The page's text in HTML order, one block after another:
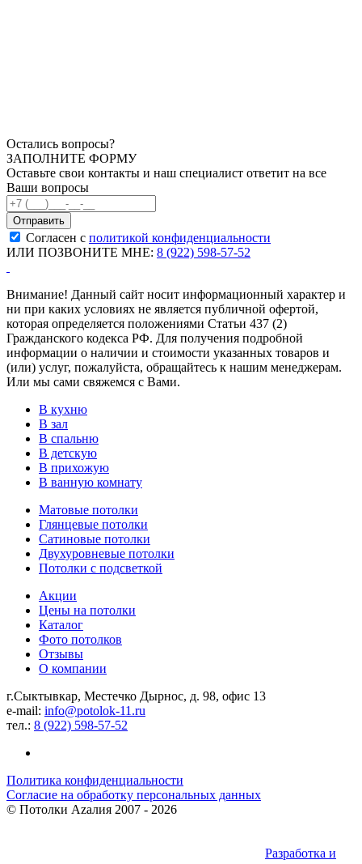
Остались вопросы?
ЗАПОЛНИТЕ ФОРМУ
Оставьте свои контакты и наш специалист ответит на все
Ваши вопросы
Согласен с политикой конфиденциальности
ИЛИ ПОЗВОНИТЕ МНЕ: 8 (922) 598-57-52
Внимание! Данный сайт носит информационный характер и
ни при каких условиях не является публичной офертой,
которая определяется положениями Статьи 437 (2)
Гражданского кодекса РФ. Для получения подробной
информации о наличии и стоимости указанных товаров и
(или) услуг, пожалуйста, обращайтесь к нашим менеджерам.
Или мы сами свяжемся с Вами.
В кухню
В зал
В спальню
В детскую
В прихожую
В ванную комнату
Матовые потолки
Глянцевые потолки
Сатиновые потолки
Двухуровневые потолки
Потолки с подсветкой
Акции
Цены на потолки
Каталог
Фото потолков
Отзывы
О компании
г.Сыктывкар, Местечко Дырнос, д. 98, офис 13
e-mail: info@potolok-11.ru
тел.: 8 (922) 598-57-52
Политика конфиденциальности
Согласие на обработку персональных данных
© Потолки Azaлия 2007 - 2026
Разработка и